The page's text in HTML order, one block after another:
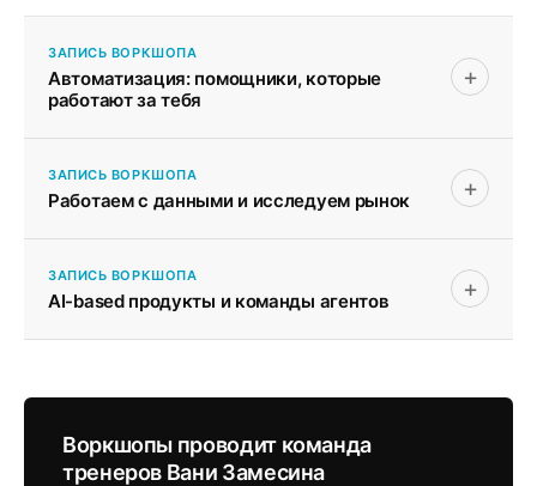
ЗАПИСЬ ВОРКШОПА
Автоматизация: помощники, которые
работают за тебя
+
ЗАПИСЬ ВОРКШОПА
Работаем с данными и исследуем рынок +
ЗАПИСЬ ВОРКШОПА
AI-based продукты и команды агентов +
Воркшопы проводит команда
тренеров Вани Замесина